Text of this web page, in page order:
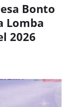
Bonto
Lomba
2026